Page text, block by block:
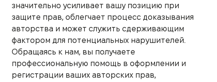
значительно усиливает вашу позицию при
защите прав, облегчает процесс доказывания
авторства и может служить сдерживающим
фактором для потенциальных нарушителей.
Обращаясь к нам, вы получаете
профессиональную помощь в оформлении и
регистрации ваших авторских прав,